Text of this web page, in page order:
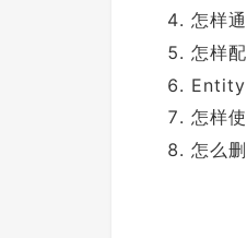
怎样
怎样
Entity
怎样
怎么